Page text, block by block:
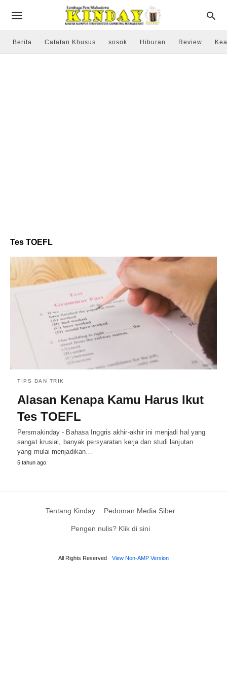
Berita Catatan Khusus sosok Hiburan Review
Tes TOEFL
TIPS DAN TRIK
Alasan Kenapa Kamu Harus Ikut
Tes TOEFL
Persmakinday - Bahasa Inggris akhir-akhir ini menjadi hal yang
sangat krusial, banyak persyaratan kerja dan studi lanjutan
yang mulai menjadikan…
5 tahun ago
Tentang Kinday Pedoman Media Siber
Pengen nulis? Klik di sini
All Rights Reserved View Non-AMP Version